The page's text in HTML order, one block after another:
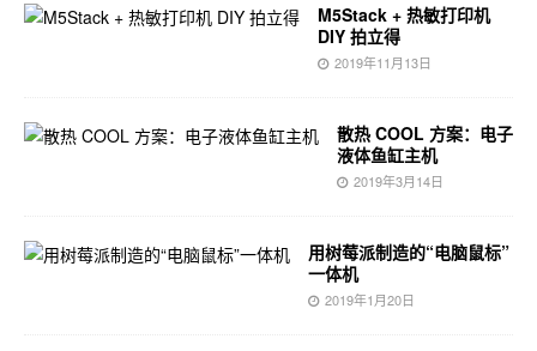
M5Stack + 热敏打印机
DIY 拍立得
2019年11月13日
散热 COOL 方案：电子
液体鱼缸主机
2019年3月14日
用树莓派制造的“电脑鼠标”
一体机
2019年1月20日